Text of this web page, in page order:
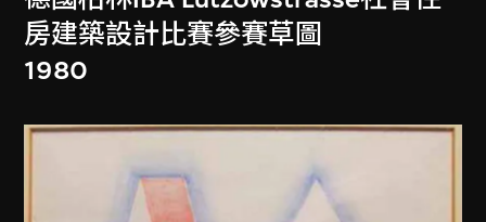
房建築設計比賽參賽草圖
1980